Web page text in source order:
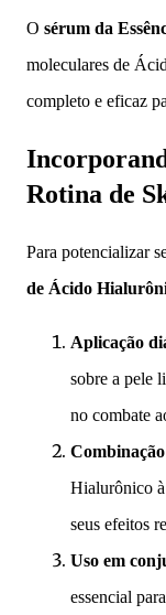
O sérum da
moleculares de
completo e eficaz
Rotina de
Para potencializar
de Ácido
Aplicação
sobre a pele
no combate
Hialurônico à
seus efeitos
Uso em
essencial